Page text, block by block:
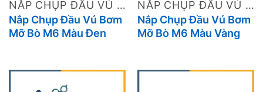
sạch sẽ cho đầu vú mỡ góp phần tăng hiệu quả
bôi trơn, từ đó giúp kéo dài tuổi thọ của các chi
NẮP CHỤP ĐẦU VÚ MỠ
Nắp Chụp Đầu Vú Bơm
Mỡ Bò M6 Màu Đen
Bạn
NẮP CHỤP ĐẦU VÚ MỠ
Nắp Chụp Đầu Vú Bơm
Mỡ Bò M6 Màu Vàng
Nghiệp